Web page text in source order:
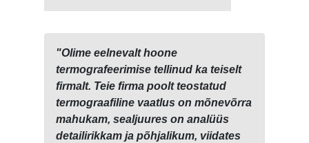
"Olime eelnevalt hoone
termografeerimise tellinud ka teiselt
firmalt. Teie firma poolt teostatud
termograafiline vaatlus on mõnevõrra
mahukam, sealjuures on analüüs
detailirikkam ja põhjalikum, viidates